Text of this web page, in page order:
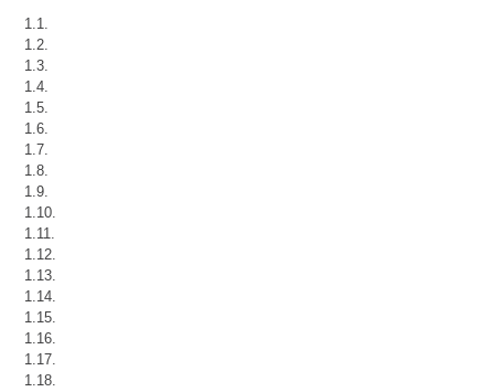
1.1.
1.2.
1.3.
1.4.
1.5.
1.6.
1.7.
1.8.
1.9.
1.10.
1.11.
1.12.
1.13.
1.14.
1.15.
1.16.
1.17.
1.18.